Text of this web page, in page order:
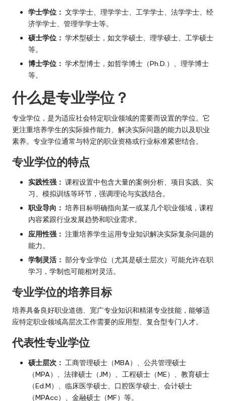
学士学位： 文学学士、理学学士、工学学士、法学学士、经
济学学士、管理学学士等。
硕士学位： 学术型硕士，如文学硕士、理学硕士、工学硕士
等。
博士学位： 学术型博士，如哲学博士（Ph.D.）、理学博士
等。
什么是专业学位？
专业学位，是为适应社会特定职业领域的需要而设置的学位。它
更注重培养学生的实际操作能力、解决实际问题的能力以及职业
素养。专业学位通常与特定的职业资格或行业标准紧密结合。
专业学位的特点
实践性强： 课程设置中包含大量的案例分析、项目实践、实
习、模拟训练等环节，强调理论与实践结合。
职业导向： 培养目标明确指向某一或某几个职业领域，课程
内容紧跟行业发展趋势和职业需求。
应用性强： 注重培养学生运用专业知识解决实际复杂问题的
能力。
学制灵活： 部分专业学位（尤其是硕士层次）可能允许在职
学习，学制也可能相对灵活。
专业学位的培养目标
培养具备良好职业道德、宽广专业知识和精湛专业技能，能够适
应特定职业领域高层次工作需要的应用型、复合型专门人才。
代表性专业学位
硕士层次： 工商管理硕士（MBA）、公共管理硕士
（MPA）、法律硕士（JM）、工程硕士（ME）、教育硕士
（Ed.M）、临床医学硕士、口腔医学硕士、会计硕士
（MPAcc）、金融硕士（MF）等。